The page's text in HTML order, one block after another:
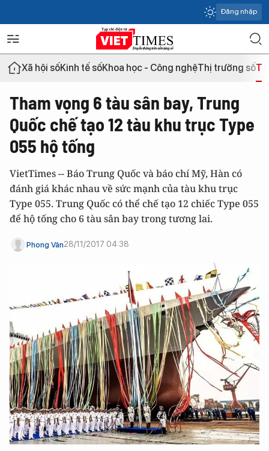
Đăng nhập
Xã hội sốKinh tế sốKhoa học - Công nghệThị trường số
Tham vọng 6 tàu sân bay, Trung
Quốc chế tạo 12 tàu khu trục Type
055 hộ tống
VietTimes -- Báo Trung Quốc và báo chí Mỹ, Hàn có
đánh giá khác nhau về sức mạnh của tàu khu trục
Type 055. Trung Quốc có thể chế tạo 12 chiếc Type 055
để hộ tống cho 6 tàu sân bay trong tương lai.
Phong Vân28/11/2017 04:38